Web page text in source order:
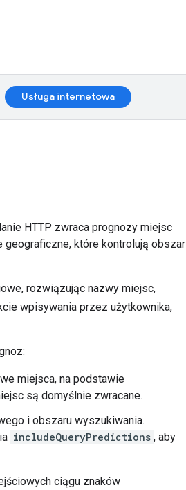
Usługa internetowa
HTTP zwraca prognozy miejsc
które kontrolują obszar
rozwiązując nazwy miejsc,
wpisywania przez użytkownika,
miejsca, na podstawie
są domyślnie zwracane.
i obszaru wyszukiwania.
includeQueryPredictions , aby
ciągu znaków